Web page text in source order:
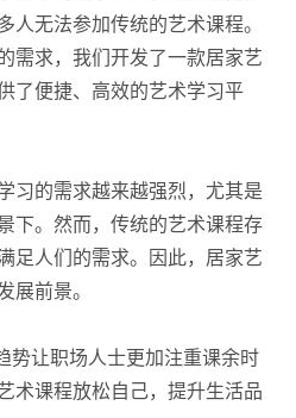
人无法参加传统的艺术课程。
需求，我们开发了一款居家艺
了便捷、高效的艺术学习平
习的需求越来越强烈，尤其是
下。然而，传统的艺术课程存
足人们的需求。因此，居家艺
展前景。
势让职场人士更加注重课余时
术课程放松自己，提升生活品